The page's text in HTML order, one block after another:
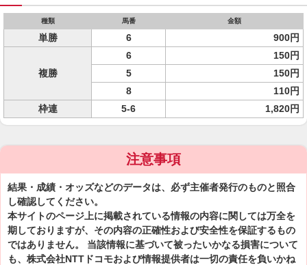
種類 馬番 金額
単勝 6 900円
複勝
6
150円
5
150円
8
110円
枠連
5-6 1,820円
注意事項
結果・成績・オッズなどのデータは、必ず主催者発行のものと照合
し確認してください。
本サイトのページ上に掲載されている情報の内容に関しては万全を
期しておりますが、その内容の正確性および安全性を保証するもの
ではありません。 当該情報に基づいて被ったいかなる損害について
も、株式会社NTTドコモおよび情報提供者は一切の責任を負いかね